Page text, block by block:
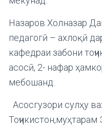
Назаров Холназар
педагогӣ – ахлоқӣ
кафедраи забони
асосӣ, 2- нафар
мебошанд.
Асосгузори сулҳу